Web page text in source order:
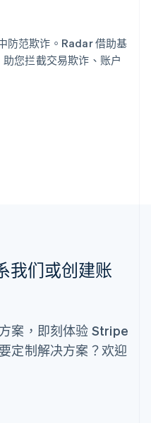
防范欺诈。Radar 借助基
您拦截交易欺诈、账户
我们或创建账
案，即刻体验 Stripe
定制解决方案？欢迎